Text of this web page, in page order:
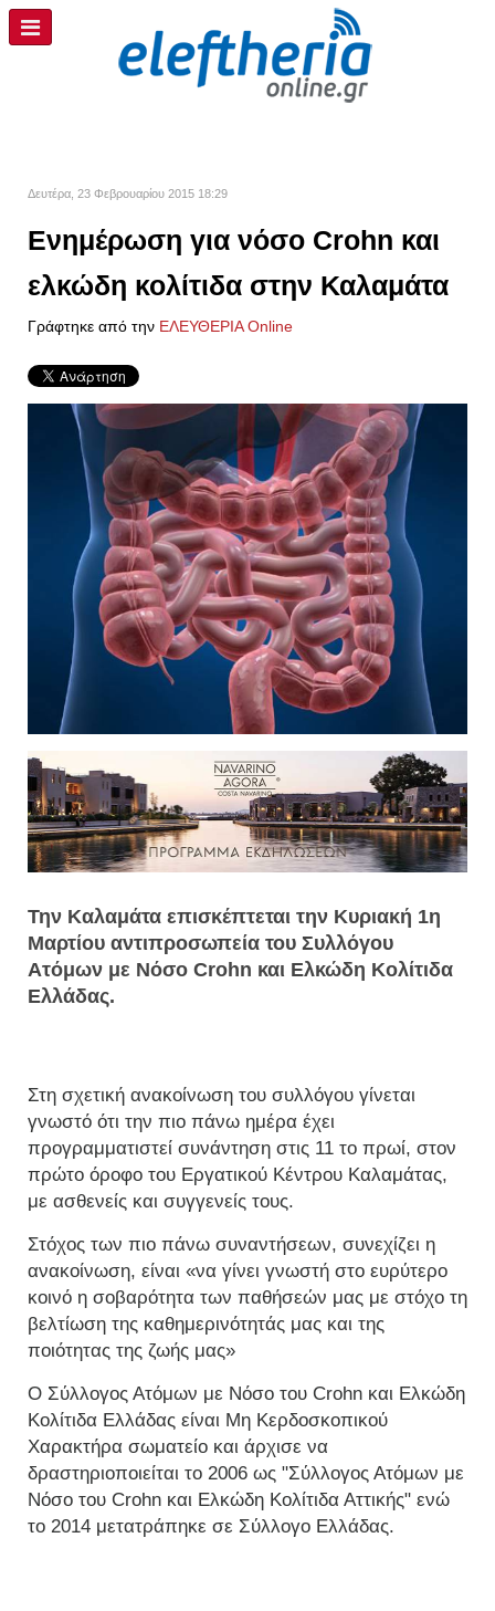
Δευτέρα, 23 Φεβρουαρίου 2015 18:29
Ενημέρωση για νόσο Crohn και
ελκώδη κολίτιδα στην Καλαμάτα
Γράφτηκε από την ΕΛΕΥΘΕΡΙΑ Online
Την Καλαμάτα επισκέπτεται την Κυριακή 1η
Μαρτίου αντιπροσωπεία του Συλλόγου
Ατόμων με Νόσο Crohn και Ελκώδη Κολίτιδα
Ελλάδας.
Στη σχετική ανακοίνωση του συλλόγου γίνεται
γνωστό ότι την πιο πάνω ημέρα έχει
προγραμματιστεί συνάντηση στις 11 το πρωί, στον
πρώτο όροφο του Εργατικού Κέντρου Καλαμάτας,
με ασθενείς και συγγενείς τους.
Στόχος των πιο πάνω συναντήσεων, συνεχίζει η
ανακοίνωση, είναι «να γίνει γνωστή στο ευρύτερο
κοινό η σοβαρότητα των παθήσεών μας με στόχο τη
βελτίωση της καθημερινότητάς μας και της
ποιότητας της ζωής μας»
Ο Σύλλογος Ατόμων με Νόσο του Crohn και Ελκώδη
Κολίτιδα Ελλάδας είναι Μη Κερδοσκοπικού
Χαρακτήρα σωματείο και άρχισε να
δραστηριοποιείται το 2006 ως "Σύλλογος Ατόμων με
Νόσο του Crohn και Ελκώδη Κολίτιδα Αττικής" ενώ
το 2014 μετατράπηκε σε Σύλλογο Ελλάδας.